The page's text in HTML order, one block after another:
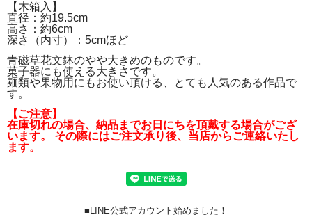
【木箱入】
直径：約19.5cm
高さ：約6cm
深さ（内寸）：5cmほど
青磁草花文鉢のやや大きめのものです。
菓子器にも使える大きさです。
麺類や果物用にもお使い頂ける、とても人気のある作品で
す。
【ご注意】
在庫切れの場合、納品までお日にちを頂戴する場合がござ
います。 その際にはご注文承り後、当店からご連絡いたし
ます。
■LINE公式アカウント始めました！